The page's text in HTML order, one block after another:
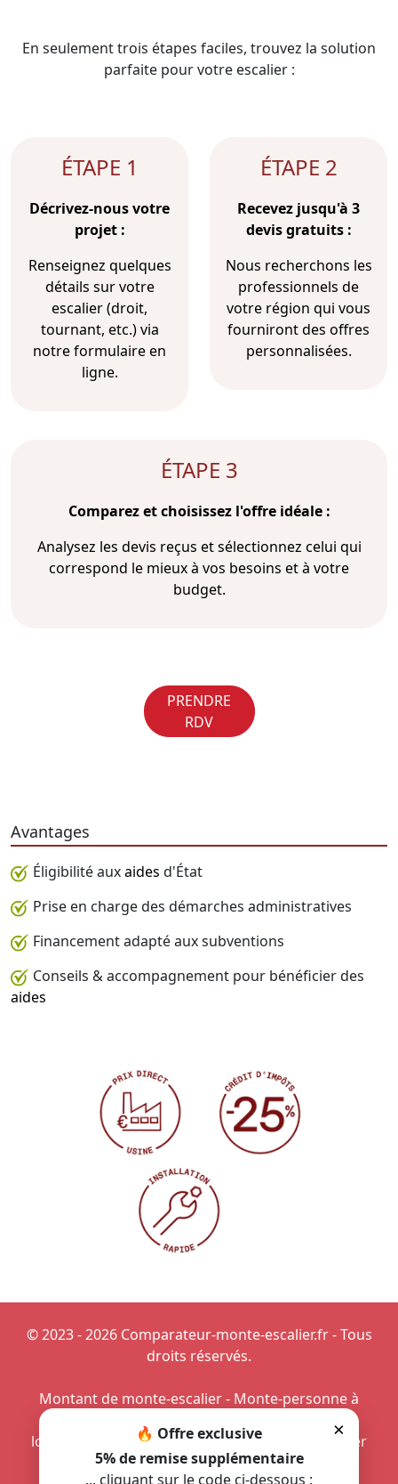
En seulement trois étapes faciles, trouvez la solution
parfaite pour votre escalier :
ÉTAPE 1
Décrivez-nous votre
projet :
Renseignez quelques
détails sur votre
escalier (droit,
tournant, etc.) via
notre formulaire en
ligne.
ÉTAPE 2
Recevez jusqu'à 3
devis gratuits :
Nous recherchons les
professionnels de
votre région qui vous
fourniront des offres
personnalisées.
ÉTAPE 3
Comparez et choisissez l'offre idéale :
Analysez les devis reçus et sélectionnez celui qui
correspond le mieux à vos besoins et à votre
budget.
PRENDRE
RDV
Avantages
Éligibilité auxaides d'État
Prise en charge des démarches administratives
Financement adapté aux subventions
Conseils & accompagnement pour bénéficier des
aides
×
🔥 Offre exclusive
5% de remise supplémentaire
... cliquant sur le code ci-dessous :
© 2023 - 2026 Comparateur-monte-escalier.fr - Tous
droits réservés.
Montant de monte-escalier- Monte-personne à
logement en duplex - Profiter d'un monte-escalier
dans la maison-Projet de petit monte-escalier